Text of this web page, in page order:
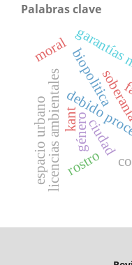
Palabras clave
debido
licencias ambientales ciudad
espacio urbano género
biopolitica
moral
kant
rostro